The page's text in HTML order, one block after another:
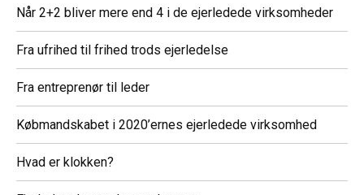
Når 2+2 bliver mere end 4 i de ejerledede virksomheder
Fra ufrihed til frihed trods ejerledelse
Fra entreprenør til leder
Købmandskabet i 2020’ernes ejerledede virksomhed
Hvad er klokken?